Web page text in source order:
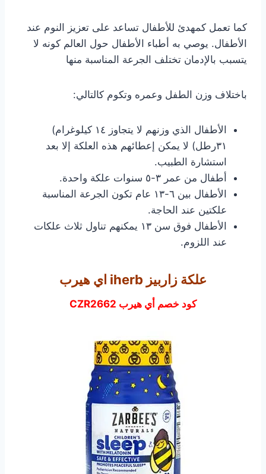
كما تعمل كمهدئ للأطفال تساعد على تعزيز النوم عند
الأطفال. يوصي به أطباء الأطفال حول العالم كونه لا
يتسبب بالإدمان تختلف الجرعة المناسبة منها
باختلاف وزن الطفل وعمره وتكوم كالتالي:
الأطفال الذي وزنهم لا يتجاوز ١٤ كيلوغرام)
٣١رطل) لا يمكن إعطائهم هذه العلكة إلا بعد
استشارة الطبيب.
أطفال من عمر ٣-٥ سنوات علكة واحدة.
الأطفال بين ٦-١٣ عام تكون الجرعة المناسبة
علكتين عند الحاجة.
الأطفال فوق سن ١٣ يمكنهم تناول ثلاث علكات
عند اللزوم.
علكة زاربيز iherb اي هيرب
كود خصم أي هيرب CZR2662